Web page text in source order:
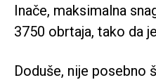
Inače, maksimalna
3750 obrtaja, tako da
Doduše, nije posebno